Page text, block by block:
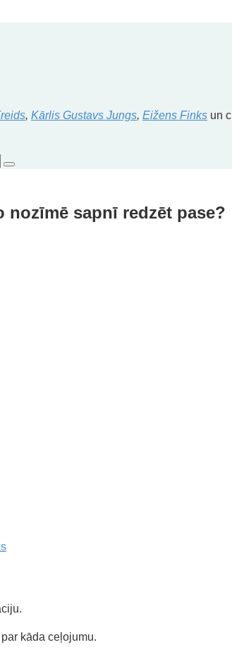
, Kārlis Gustavs Jungs, Eižens Finks un
nozīmē sapnī redzēt pase?
kāda ceļojumu.